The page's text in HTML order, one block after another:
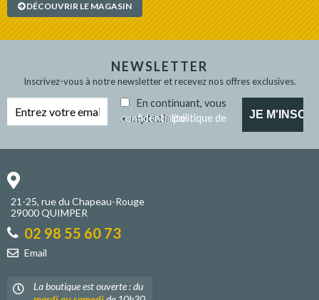
DÉCOUVRIR LE MAGASIN
NEWSLETTER
Inscrivez-vous à notre newsletter et recevez nos offres exclusives.
En continuant, vous
acceptez la
politique de confidentialité
21-25, rue du Chapeau-Rouge
29000 QUIMPER
02 98 55 60 73
Email
La boutique est ouverte : du